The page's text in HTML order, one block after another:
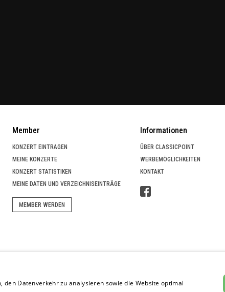
Member
KONZERT EINTRAGEN
MEINE KONZERTE
KONZERT STATISTIKEN
MEINE DATEN UND VERZEICHNISEINTRÄGE
MEMBER WERDEN
Informationen
ÜBER CLASSICPOINT
WERBEMÖGLICHKEITEN
KONTAKT
Datenverkehr zu analysieren sowie die Website optimal